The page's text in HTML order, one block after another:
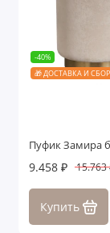
-40%
🎁 ДОСТАВКА И
Пуфик Замира
9.458 ₽ 15.763
Купить